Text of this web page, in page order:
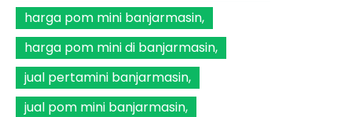
harga pom mini banjarmasin
harga pom mini di banjarmasin
jual pertamini banjarmasin
jual pom mini banjarmasin